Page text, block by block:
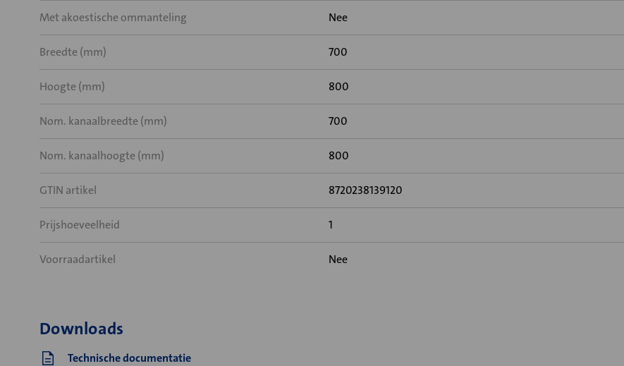
Met akoestische ommanteling Nee
Breedte (mm) 700
Hoogte (mm) 800
Nom. kanaalbreedte (mm) 700
Nom. kanaalhoogte (mm) 800
GTIN artikel 8720238139120
Prijshoeveelheid 1
Voorraadartikel Nee
Downloads
Technische documentatie